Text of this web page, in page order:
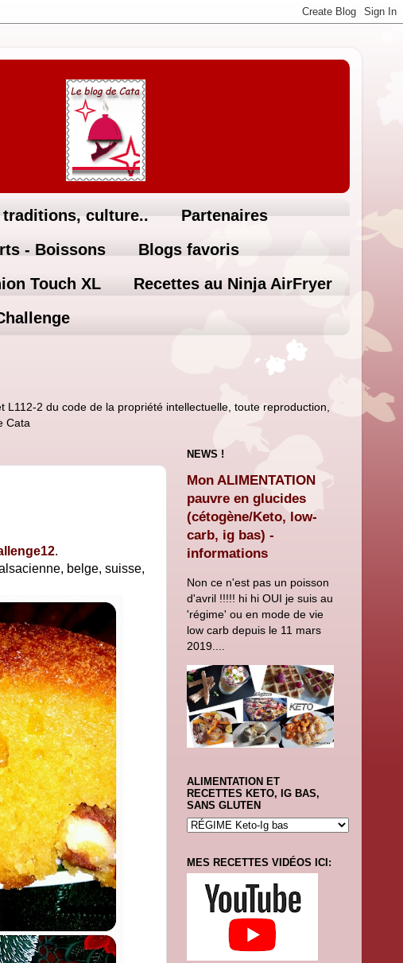
traditions, culture..
Partenaires
- Boissons
Blogs favoris
Touch XL
Recettes au Ninja AirFryer
2 du code de la propriété intellectuelle, toute reproduction,
Cata
.
belge, suisse,
NEWS !
Mon ALIMENTATION
pauvre en glucides
(cétogène/Keto, low-
carb, ig bas) -
informations
Non ce n'est pas un poisson
d'avril !!!!! hi hi OUI je suis au
'régime' ou en mode de vie
low carb depuis le 11 mars
2019....
ALIMENTATION ET
RECETTES KETO, IG BAS,
SANS GLUTEN
MES RECETTES VIDÉOS ICI: